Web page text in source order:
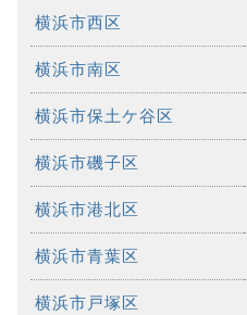
横浜市西区
横浜市南区
横浜市保土ケ谷区
横浜市磯子区
横浜市港北区
横浜市青葉区
横浜市戸塚区